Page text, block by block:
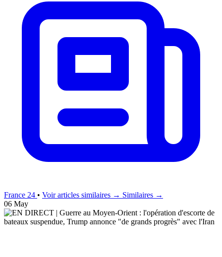
France 24 • Voir articles similaires → Similaires →
06 May